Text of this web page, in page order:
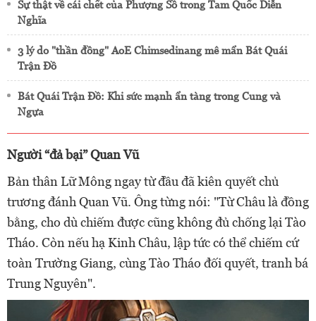
Sự thật về cái chết của Phượng Sồ trong Tam Quốc Diễn
Nghĩa
3 lý do "thần đồng" AoE Chimsedinang mê mẩn Bát Quái
Trận Đồ
Bát Quái Trận Đồ: Khi sức mạnh ẩn tàng trong Cung và
Ngựa
Người “đả bại” Quan Vũ
Bản thân Lữ Mông ngay từ đầu đã kiên quyết chủ
trương đánh Quan Vũ. Ông từng nói: "Từ Châu là đồng
bằng, cho dù chiếm được cũng không đủ chống lại Tào
Tháo. Còn nếu hạ Kinh Châu, lập tức có thể chiếm cứ
toàn Trường Giang, cùng Tào Tháo đối quyết, tranh bá
Trung Nguyên".